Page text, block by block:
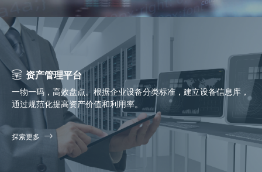
资产管理平台
一物一码，高效盘点。根据企业设备分类标准，建立设备信息库，
通过规范化提高资产价值和利用率。
探索更多